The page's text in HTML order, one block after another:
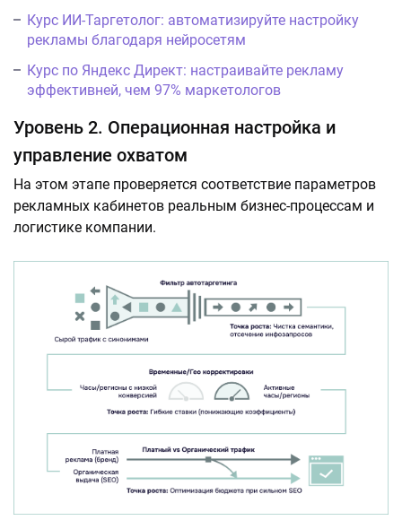
Курс ИИ-Таргетолог: автоматизируйте настройку
рекламы благодаря нейросетям
Курс по Яндекс Директ: настраивайте рекламу
эффективней, чем 97% маркетологов
Уровень 2. Операционная настройка и
управление охватом
На этом этапе проверяется соответствие параметров
рекламных кабинетов реальным бизнес-процессам и
логистике компании.